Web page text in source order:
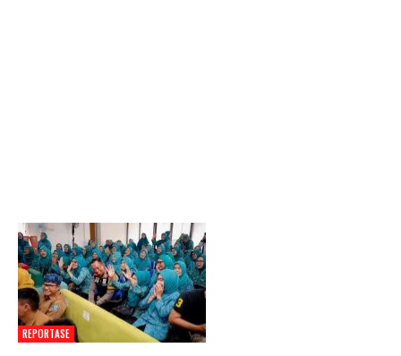
REPORTASE